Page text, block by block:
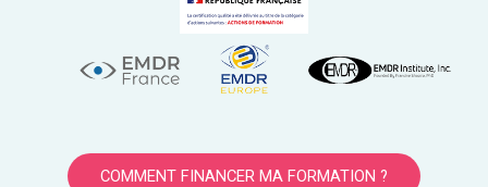
COMMENT FINANCER MA FORMATION ?